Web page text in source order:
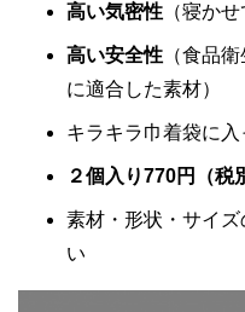
高い気密性 （寝かせ
高い安全性 （食品
に適合した素材）
キラキラ巾着袋に
２個入り770円（税
素材・形状・サイ
い